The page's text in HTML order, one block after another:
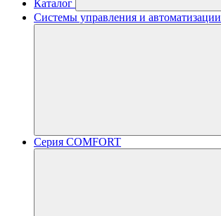
Каталог
Системы управления и автоматизации
Серия COMFORT